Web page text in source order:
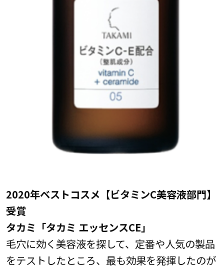
2020年ベストコスメ【ビタミンC美容液部門】
受賞
タカミ「タカミ エッセンスCE」
毛穴に効く美容液を探して、定番や人気の製品
をテストしたところ、最も効果を発揮したのが